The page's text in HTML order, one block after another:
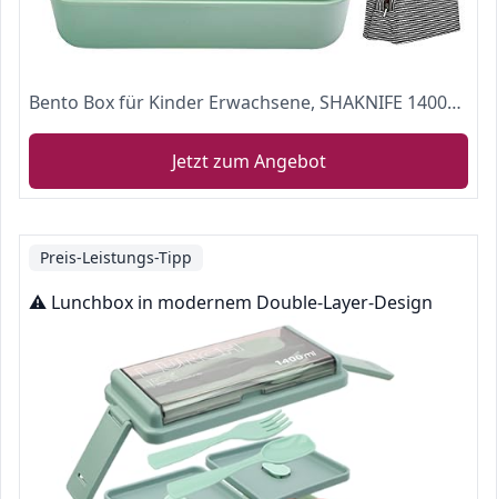
Bento Box für Kinder Erwachsene, SHAKNIFE 1400ML Luftdichte Lunchbox mit Lunchtasche Löffel Gabel, BPA-Freie und Lebensmittelechte Brotdose mit 3 Fächern (Grün)
Jetzt zum Angebot
Preis-Leistungs-Tipp
⚠️ Lunchbox in modernem Double-Layer-Design